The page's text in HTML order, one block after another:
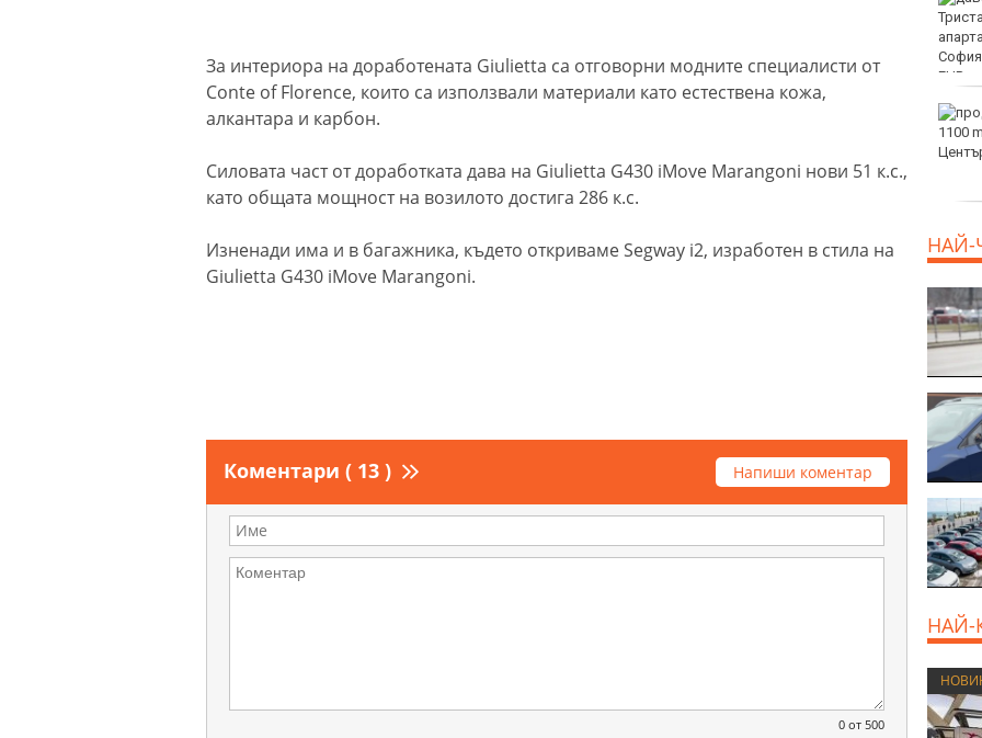
За интериора на доработената Giulietta са отговорни модните специалисти от
Conte of Florence, които са използвали материали като естествена кожа,
алкантара и карбон.
Силовата част от доработката дава на Giulietta G430 iMove Marangoni нови 51 к.с.,
като общата мощност на возилото достига 286 к.с.
Изненади има и в багажника, където откриваме Segway i2, изработен в стила на
Giulietta G430 iMove Marangoni.
Коментари ( 13 ) Напиши коментар
0 от 500
НАЙ-
НАЙ-